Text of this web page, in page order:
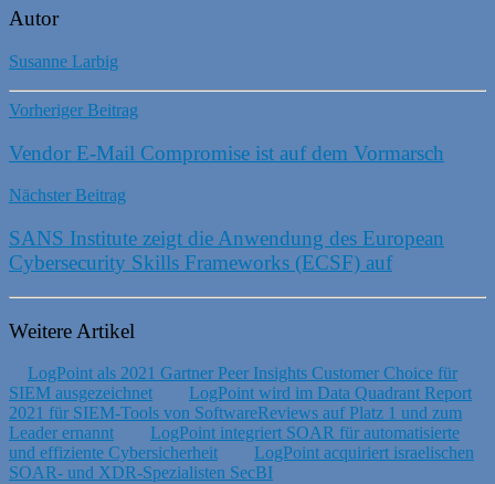
Autor
Susanne Larbig
Vorheriger Beitrag
Vendor E-Mail Compromise ist auf dem Vormarsch
Nächster Beitrag
SANS Institute zeigt die Anwendung des European
Cybersecurity Skills Frameworks (ECSF) auf
Weitere Artikel
LogPoint als 2021 Gartner Peer Insights Customer Choice für
SIEM ausgezeichnet
LogPoint wird im Data Quadrant Report
2021 für SIEM-Tools von SoftwareReviews auf Platz 1 und zum
Leader ernannt
LogPoint integriert SOAR für automatisierte
und effiziente Cybersicherheit
LogPoint acquiriert israelischen
SOAR- und XDR-Spezialisten SecBI